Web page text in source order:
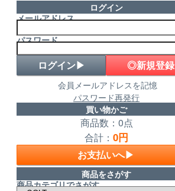
ログイン
メールアドレス
パスワード
◎新規登録
会員メールアドレスを記憶
パスワード再発行
買い物かご
商品数：0点
合計： 0円
お支払いへ▶
商品をさがす
商品カテゴリでさがす